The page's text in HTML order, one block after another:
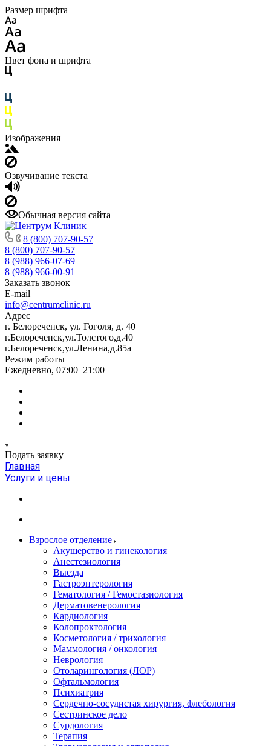
Размер шрифта
Цвет фона и шрифта
Изображения
Озвучивание текста
Обычная версия сайта
8 (800) 707-90-57
8 (800) 707-90-57
8 (988) 966-07-69
8 (988) 966-00-91
Заказать звонок
E-mail
info@centrumclinic.ru
Адрес
г. Белореченск, ул. Гоголя, д. 40
г.Белореченск,ул.Толстого,д.40
г.Белореченск,ул.Ленина,д.85а
Режим работы
Ежедневно, 07:00–21:00
Подать заявку
Главная
Услуги и цены
Взрослое отделение
Акушерство и гинекология
Анестезиология
Выезда
Гастроэнтерология
Гематология / Гемостазиология
Дерматовенерология
Кардиология
Колопроктология
Косметология / трихология
Маммология / онкология
Неврология
Отоларингология (ЛОР)
Офтальмология
Психиатрия
Сердечно-сосудистая хирургия, флебология
Сестринское дело
Сурдология
Терапия